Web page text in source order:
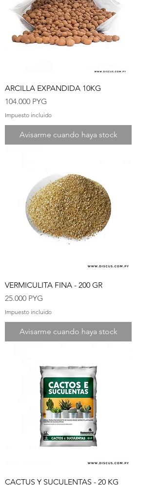
ARCILLA EXPANDIDA 10KG
Precio
104.000 PYG
Impuesto incluido
Avisarme cuando haya stock
VERMICULITA FINA - 200 GR
Precio
25.000 PYG
Impuesto incluido
Avisarme cuando haya stock
CACTUS Y SUCULENTAS - 20 KG